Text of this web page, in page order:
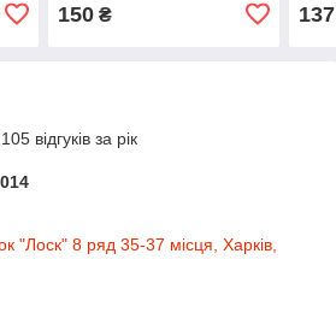
150₴ 137
відгуків за рік
"Лоск" 8 ряд 35-37 місця, Харків,